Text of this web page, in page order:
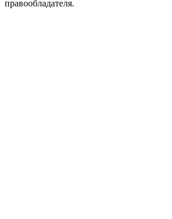
правообладателя.